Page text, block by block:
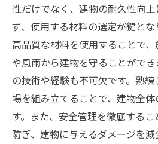
性だけでなく、建物の耐久性向
ず、使用する材料の選定が鍵と
高品質な材料を使用することで
や風雨から建物を守ることがで
の技術や経験も不可欠です。熟
場を組み立てることで、建物全
す。また、安全管理を徹底する
防ぎ、建物に与えるダメージを